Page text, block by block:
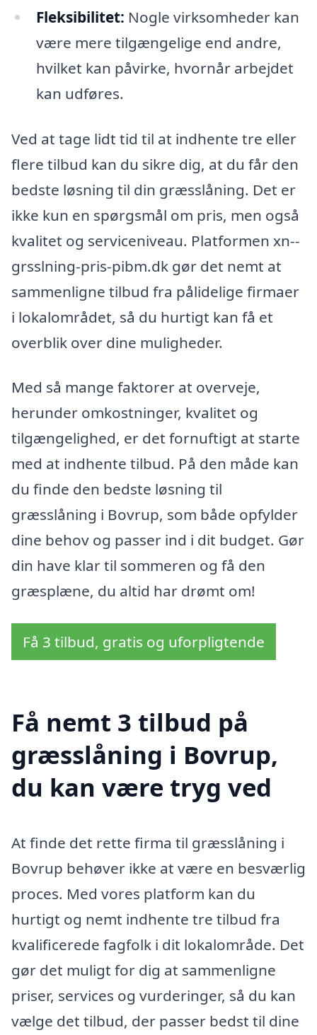
Fleksibilitet: Nogle virksomheder kan
være mere tilgængelige end andre,
hvilket kan påvirke, hvornår arbejdet
kan udføres.
Ved at tage lidt tid til at indhente tre eller
flere tilbud kan du sikre dig, at du får den
bedste løsning til din græsslåning. Det er
ikke kun en spørgsmål om pris, men også
kvalitet og serviceniveau. Platformen xn--
grsslning-pris-pibm.dk gør det nemt at
sammenligne tilbud fra pålidelige firmaer
i lokalområdet, så du hurtigt kan få et
overblik over dine muligheder.
Med så mange faktorer at overveje,
herunder omkostninger, kvalitet og
tilgængelighed, er det fornuftigt at starte
med at indhente tilbud. På den måde kan
du finde den bedste løsning til
græsslåning i Bovrup, som både opfylder
dine behov og passer ind i dit budget. Gør
din have klar til sommeren og få den
græsplæne, du altid har drømt om!
Få 3 tilbud, gratis og uforpligtende
Få nemt 3 tilbud på
græsslåning i Bovrup,
du kan være tryg ved
At finde det rette firma til græsslåning i
Bovrup behøver ikke at være en besværlig
proces. Med vores platform kan du
hurtigt og nemt indhente tre tilbud fra
kvalificerede fagfolk i dit lokalområde. Det
gør det muligt for dig at sammenligne
priser, services og vurderinger, så du kan
vælge det tilbud, der passer bedst til dine